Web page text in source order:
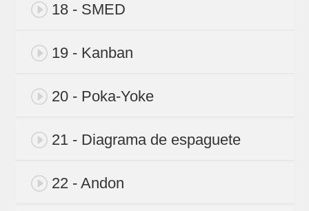
18 - SMED
19 - Kanban
20 - Poka-Yoke
21 - Diagrama de espaguete
22 - Andon